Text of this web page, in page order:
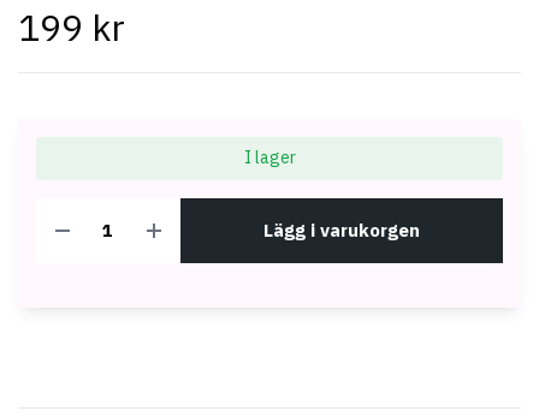
199 kr
I lager
Lägg i varukorgen